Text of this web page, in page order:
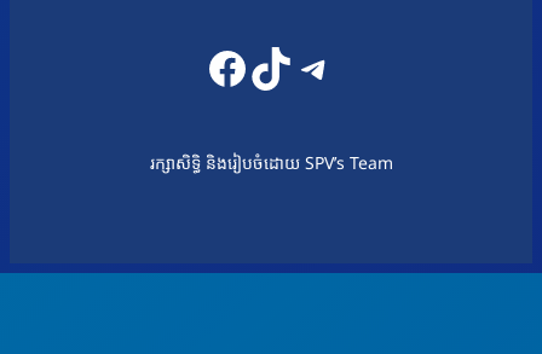
Facebook
TikTokTelegram
រក្សាសិទ្ធិ និងរៀបចំដោយ SPV’s Team